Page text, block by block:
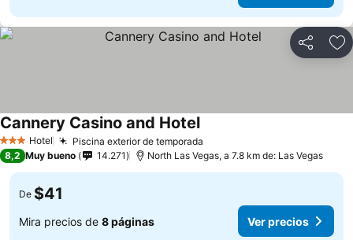
Compartir
3 Estrellas
Hotel Piscina exterior de temporada
Cannery Casino and Hotel
8,2 Muy bueno 14.271 North Las Vegas, a 7.8 km de: Las Vegas
De $41
Mira precios de 8 páginas Ver precios